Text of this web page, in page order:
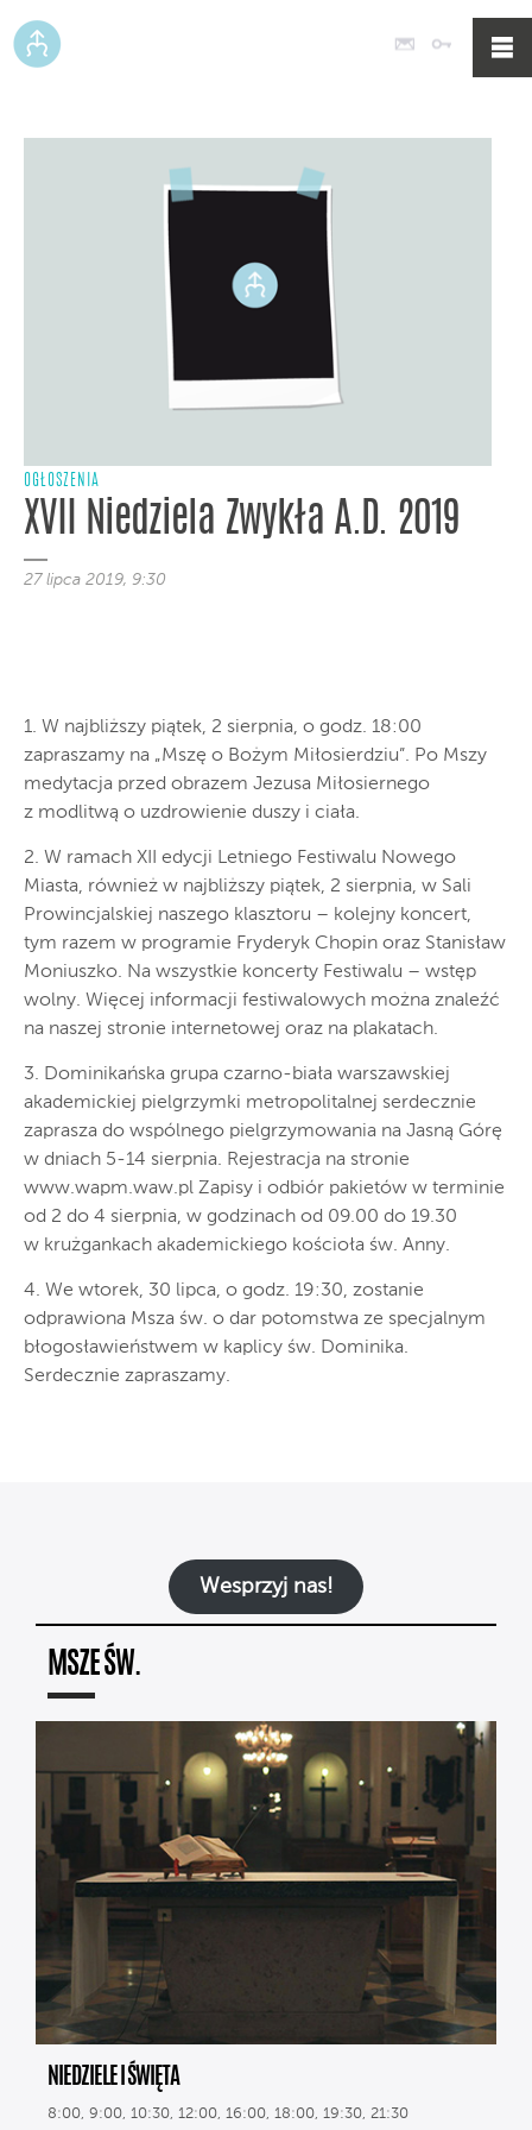
Poczta
OGŁOSZENIA
XVII Niedziela Zwykła A.D. 2019
27 lipca 2019, 9:30
1. W najbliższy piątek, 2 sierpnia, o godz. 18:00
zapraszamy na „Mszę o Bożym Miłosierdziu”. Po Mszy
medytacja przed obrazem Jezusa Miłosiernego
z modlitwą o uzdrowienie duszy i ciała.
2. W ramach XII edycji Letniego Festiwalu Nowego
Miasta, również w najbliższy piątek, 2 sierpnia, w Sali
Prowincjalskiej naszego klasztoru – kolejny koncert,
tym razem w programie Fryderyk Chopin oraz Stanisław
Moniuszko. Na wszystkie koncerty Festiwalu – wstęp
wolny. Więcej informacji festiwalowych można znaleźć
na naszej stronie internetowej oraz na plakatach.
3. Dominikańska grupa czarno-biała warszawskiej
akademickiej pielgrzymki metropolitalnej serdecznie
zaprasza do wspólnego pielgrzymowania na Jasną Górę
w dniach 5-14 sierpnia. Rejestracja na stronie
www.wapm.waw.pl Zapisy i odbiór pakietów w terminie
od 2 do 4 sierpnia, w godzinach od 09.00 do 19.30
w krużgankach akademickiego kościoła św. Anny.
4. We wtorek, 30 lipca, o godz. 19:30, zostanie
odprawiona Msza św. o dar potomstwa ze specjalnym
błogosławieństwem w kaplicy św. Dominika.
Serdecznie zapraszamy.
Wesprzyj nas!
MSZE ŚW.
NIEDZIELE I ŚWIĘTA
8:00, 9:00, 10:30, 12:00, 16:00, 18:00, 19:30, 21:30